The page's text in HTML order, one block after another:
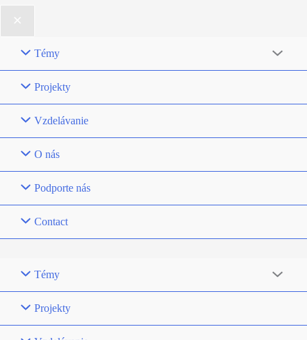
Témy
Projekty
Vzdelávanie
O nás
Podporte nás
Contact
Témy
Projekty